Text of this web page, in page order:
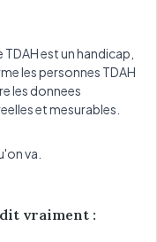
est un handicap,
les personnes TDAH
les donnees
et mesurables.
va.
vraiment :